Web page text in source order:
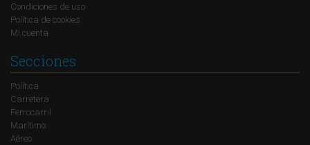
Condiciones de uso
Política de cookies
Mi cuenta
Secciones
Política
Carretera
Ferrocarril
Marítimo
Aéreo